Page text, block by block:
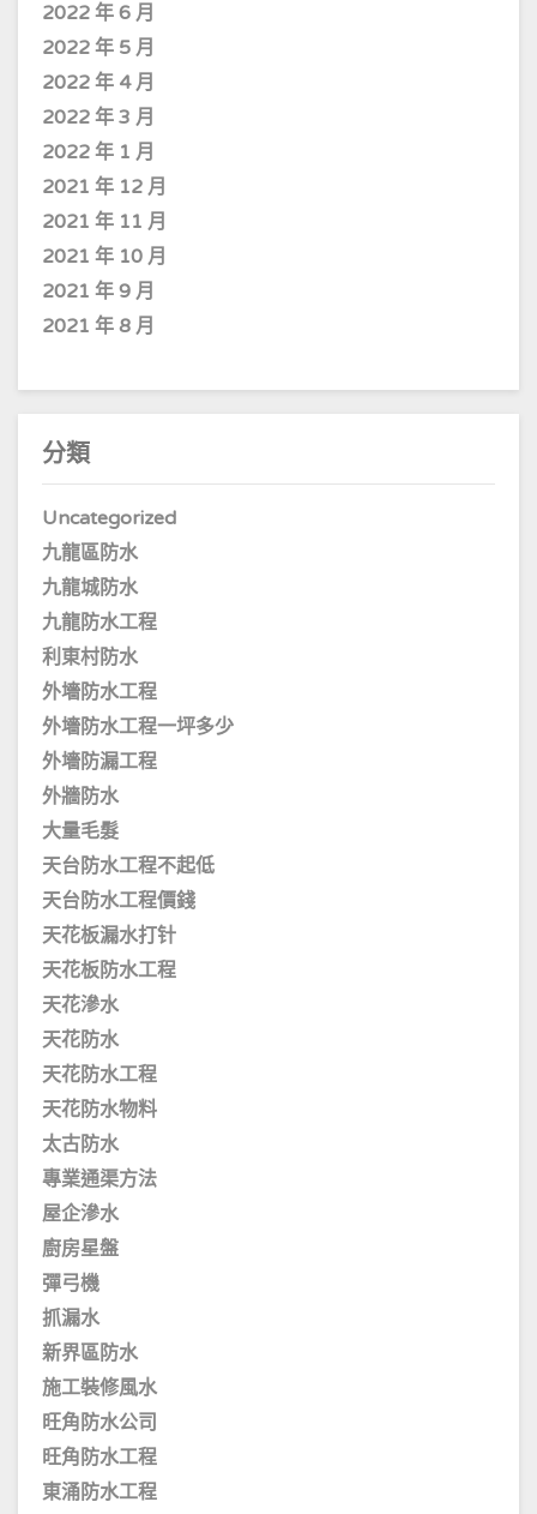
2022 年 6 月
2022 年 5 月
2022 年 4 月
2022 年 3 月
2022 年 1 月
2021 年 12 月
2021 年 11 月
2021 年 10 月
2021 年 9 月
2021 年 8 月
分類
Uncategorized
九龍區防水
九龍城防水
九龍防水工程
利東村防水
外墻防水工程
外墻防水工程一坪多少
外墻防漏工程
外牆防水
大量毛髮
天台防水工程不起低
天台防水工程價錢
天花板漏水打针
天花板防水工程
天花滲水
天花防水
天花防水工程
天花防水物料
太古防水
專業通渠方法
屋企滲水
廚房星盤
彈弓機
抓漏水
新界區防水
施工裝修風水
旺角防水公司
旺角防水工程
東涌防水工程